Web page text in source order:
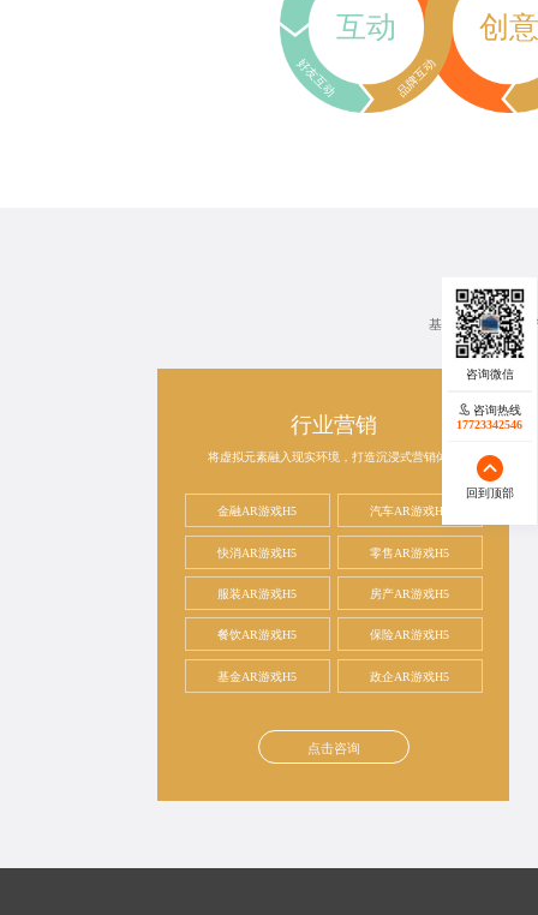
互动
好友互动 品牌互动
创
基于行业、场景
行业营销
将虚拟元素融入现实环境，打造沉浸式营销体验
金融AR游戏H5 汽车AR游戏H5
快消AR游戏H5 零售AR游戏H5
服装AR游戏H5 房产AR游戏H5
餐饮AR游戏H5 保险AR游戏H5
基金AR游戏H5 政企AR游戏H5
点击咨询
咨询热线
17723342546
回到顶部